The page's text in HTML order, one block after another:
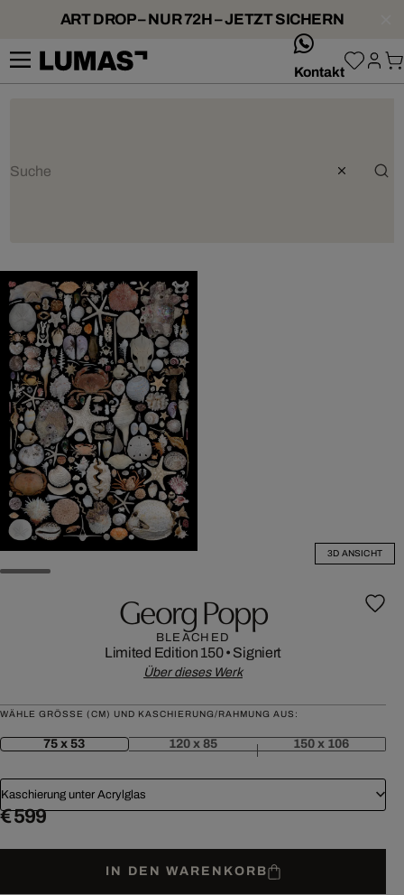
ART DROP – NUR 72H – JETZT SICHERN
Kontakt
3D ANSICHT
Georg Popp
BLEACHED
Limited Edition 150• Signiert
Über dieses Werk
WÄHLE GRÖSSE (CM) UND KASCHIERUNG/RAHMUNG AUS:
75 x 53 120 x 85 150 x 106
Kaschierung unter Acrylglas
€ 599
IN DEN WARENKORB